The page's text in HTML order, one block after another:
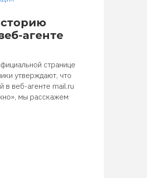
агенте
странице
утверждают, что
в веб-агенте mail.ru
мы расскажем